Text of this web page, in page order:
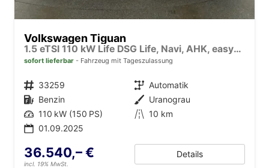
Volkswagen Tiguan
1.5 eTSI 110 kW Life DSG Life, Navi, AHK, easyOpen, LED-Plus, Kamera
sofort lieferbar Fahrzeug mit Tageszulassung
Fahrzeugnr. 33259 Getriebe Automatik
Kraftstoff Benzin Außenfarbe Uranograu
Leistung 110 kW (150 PS) Kilometerstand 10 km
01.09.2025
36.540,– €
incl. 19% MwSt.
Details